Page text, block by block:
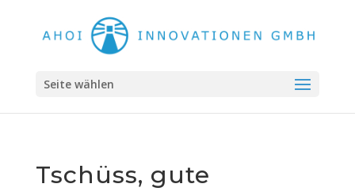
Seite wählen
Tschüss, gute